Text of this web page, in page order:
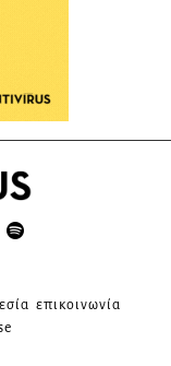
επικοινωνία